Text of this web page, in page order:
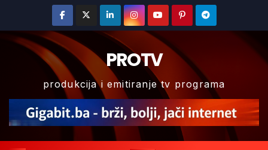
content
PROTV
produkcija i emitiranje tv programa